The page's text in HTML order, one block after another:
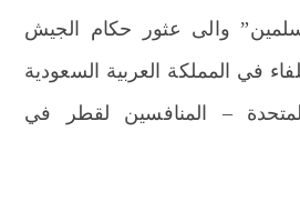
والى عثور حكام الجيش
في المملكة العربية السعودية
المتحدة – المنافسين لقطر في